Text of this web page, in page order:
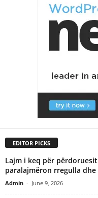
EDITOR PICKS
Lajm i keq për
paralajmëron rregulla dhe
Admin - June 9, 2026